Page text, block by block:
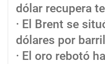
dólar recupera
· El Brent se
dólares por
· El oro rebotó